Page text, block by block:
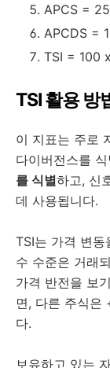
APCS =
APCDS =
TSI = 100
TSI 활용 방
이 지표는 주로
다이버전스를
를 식별하고, 신
데 사용됩니다.
TSI는 가격 변
수 수준은 거래
가격 반전을 보
면, 다른 주식은
다.
보유하고 있는